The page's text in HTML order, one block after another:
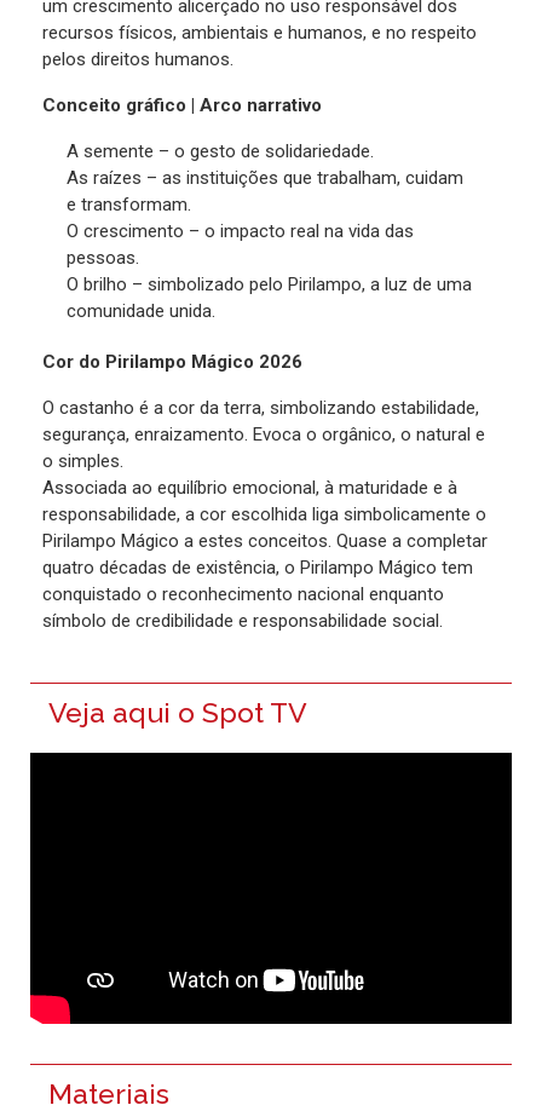
um crescimento alicerçado no uso responsável dos
recursos físicos, ambientais e humanos, e no respeito
pelos direitos humanos.
Conceito gráfico | Arco narrativo
A semente – o gesto de solidariedade.
As raízes – as instituições que trabalham, cuidam
e transformam.
O crescimento – o impacto real na vida das
pessoas.
O brilho – simbolizado pelo Pirilampo, a luz de uma
comunidade unida.
Cor do Pirilampo Mágico 2026
O castanho é a cor da terra, simbolizando estabilidade,
segurança, enraizamento. Evoca o orgânico, o natural e
o simples.
Associada ao equilíbrio emocional, à maturidade e à
responsabilidade, a cor escolhida liga simbolicamente o
Pirilampo Mágico a estes conceitos. Quase a completar
quatro décadas de existência, o Pirilampo Mágico tem
conquistado o reconhecimento nacional enquanto
símbolo de credibilidade e responsabilidade social.
Veja aqui o Spot TV
Materiais